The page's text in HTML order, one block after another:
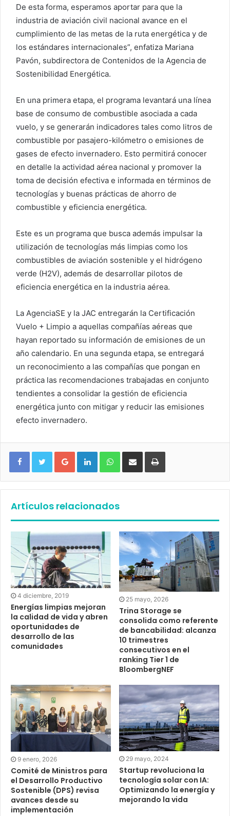
De esta forma, esperamos aportar para que la
industria de aviación civil nacional avance en el
cumplimiento de las metas de la ruta energética y de
los estándares internacionales”, enfatiza Mariana
Pavón, subdirectora de Contenidos de la Agencia de
Sostenibilidad Energética.
En una primera etapa, el programa levantará una línea
base de consumo de combustible asociada a cada
vuelo, y se generarán indicadores tales como litros de
combustible por pasajero-kilómetro o emisiones de
gases de efecto invernadero. Esto permitirá conocer
en detalle la actividad aérea nacional y promover la
toma de decisión efectiva e informada en términos de
tecnologías y buenas prácticas de ahorro de
combustible y eficiencia energética.
Este es un programa que busca además impulsar la
utilización de tecnologías más limpias como los
combustibles de aviación sostenible y el hidrógeno
verde (H2V), además de desarrollar pilotos de
eficiencia energética en la industria aérea.
La AgenciaSE y la JAC entregarán la Certificación
Vuelo + Limpio a aquellas compañías aéreas que
hayan reportado su información de emisiones de un
año calendario. En una segunda etapa, se entregará
un reconocimiento a las compañías que pongan en
práctica las recomendaciones trabajadas en conjunto
tendientes a consolidar la gestión de eficiencia
energética junto con mitigar y reducir las emisiones
efecto invernadero.
Google+ LinkedIn WhatsApp
Artículos relacionados
4 diciembre, 2019
Energías limpias mejoran
la calidad de vida y abren
oportunidades de
desarrollo de las
comunidades
25 mayo, 2026
Trina Storage se
consolida como referente
de bancabilidad: alcanza
10 trimestres
consecutivos en el
ranking Tier 1 de
BloombergNEF
9 enero, 2026
Comité de Ministros para
el Desarrollo Productivo
Sostenible (DPS) revisa
avances desde su
implementación
29 mayo, 2024
Startup revoluciona la
tecnología solar con IA:
Optimizando la energía y
mejorando la vida